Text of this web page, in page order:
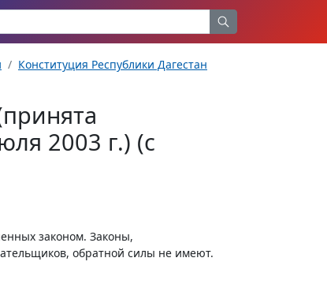
Конституция Республики Дагестан
2003 г.) (с
законом. Законы,
обратной силы не имеют.